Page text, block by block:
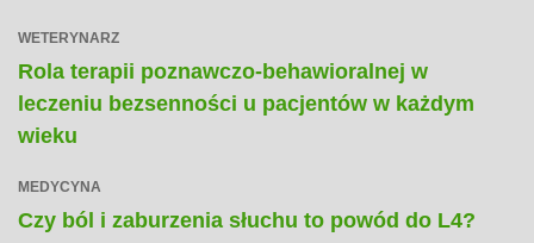
WETERYNARZ
Rola terapii poznawczo-behawioralnej w
leczeniu bezsenności u pacjentów w każdym
wieku
MEDYCYNA
Czy ból i zaburzenia słuchu to powód do L4?